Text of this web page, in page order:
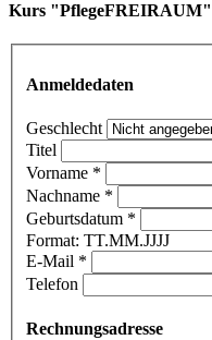
Kurs "PflegeFREIRAUM"
Anmeldedaten
Geschlecht
Titel
Vorname *
Nachname *
Geburtsdatum *
Format: TT.MM.JJJJ
E-Mail *
Telefon
Rechnungsadresse